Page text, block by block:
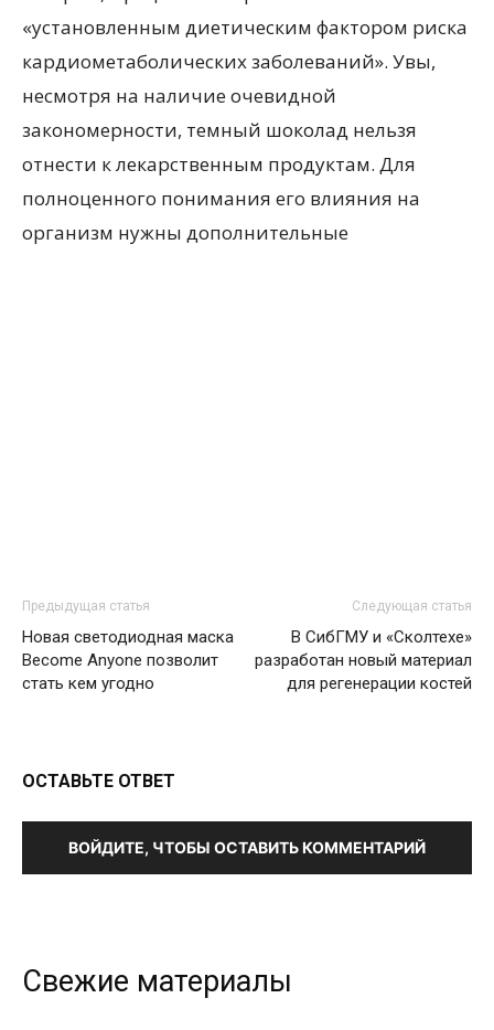
«установленным диетическим фактором риска
кардиометаболических заболеваний». Увы,
несмотря на наличие очевидной
закономерности, темный шоколад нельзя
отнести к лекарственным продуктам. Для
полноценного понимания его влияния на
организм нужны дополнительные
Предыдущая статья
Новая светодиодная маска
Become Anyone позволит
стать кем угодно
Следующая статья
В СибГМУ и «Сколтехе»
разработан новый материал
для регенерации костей
ОСТАВЬТЕ ОТВЕТ
ВОЙДИТЕ, ЧТОБЫ ОСТАВИТЬ КОММЕНТАРИЙ
Свежие материалы